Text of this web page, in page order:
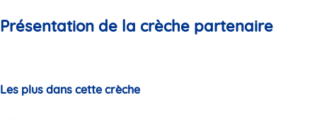
Présentation de la crèche partenaire
Les plus dans cette crèche